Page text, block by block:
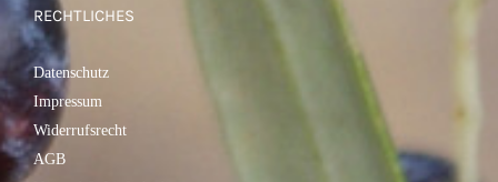
RECHTLICHES
Datenschutz
Impressum
Widerrufsrecht
AGB